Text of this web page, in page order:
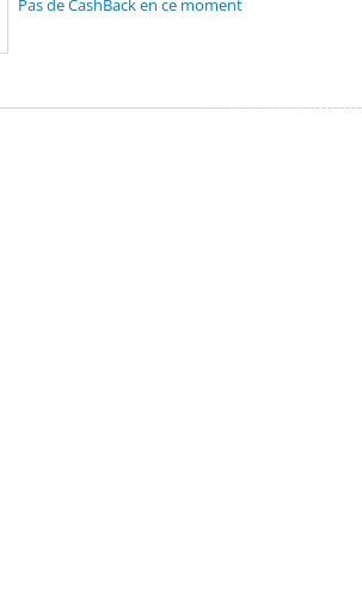
Pas de CashBack en ce moment